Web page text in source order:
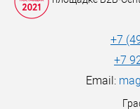
+7
+7
Email: